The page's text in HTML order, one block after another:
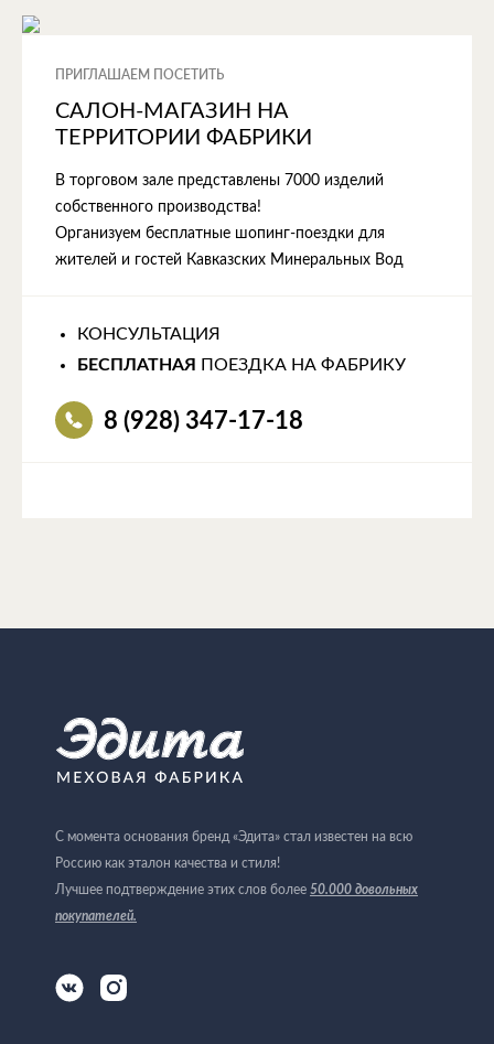
ПРИГЛАШАЕМ ПОСЕТИТЬ
САЛОН-МАГАЗИН НА
ТЕРРИТОРИИ ФАБРИКИ
В торговом зале представлены 7000 изделий
собственного производства!
Организуем бесплатные шопинг-поездки для
жителей и гостей Кавказских Минеральных Вод
КОНСУЛЬТАЦИЯ
БЕСПЛАТНАЯ
ПОЕЗДКА НА ФАБРИКУ
8 (928) 347-17-18
С момента основания бренд «Эдита» стал известен на всю
Россию как эталон качества и стиля!
Лучшее подтверждение этих слов более 50.000 довольных
покупателей.